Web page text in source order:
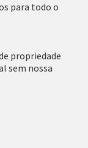
para todo o
propriedade
sem nossa